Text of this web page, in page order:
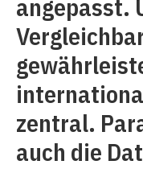
angepasst.
zentral.
auch die